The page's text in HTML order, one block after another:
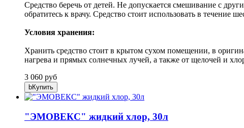
Средство беречь от детей. Не допускается смешивание с
обратитесь к врачу. Средство стоит использовать в течение
Условия хранения:
Хранить средство стоит в крытом сухом помещении, в
нагрева и прямых солнечных лучей, а также от щелочей и
3 060 руб
bКупить
"ЭМОВЕКС" жидкий хлор, 30л